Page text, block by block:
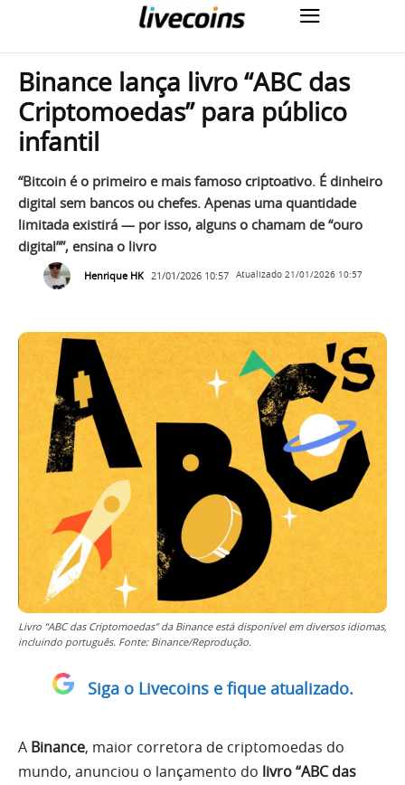
Binance lança livro “ABC das
Criptomoedas” para público
infantil
“Bitcoin é o primeiro e mais famoso criptoativo. É dinheiro
digital sem bancos ou chefes. Apenas uma quantidade
limitada existirá — por isso, alguns o chamam de “ouro
digital””, ensina o livro
Henrique HK 21/01/2026 10:57 Atualizado 21/01/2026 10:57
Livro “ABC das Criptomoedas” da Binance está disponível em diversos idiomas,
incluindo português. Fonte: Binance/Reprodução.
Siga o Livecoins e fique atualizado.
A Binance, maior corretora de criptomoedas do
mundo, anunciou o lançamento do livro “ABC das